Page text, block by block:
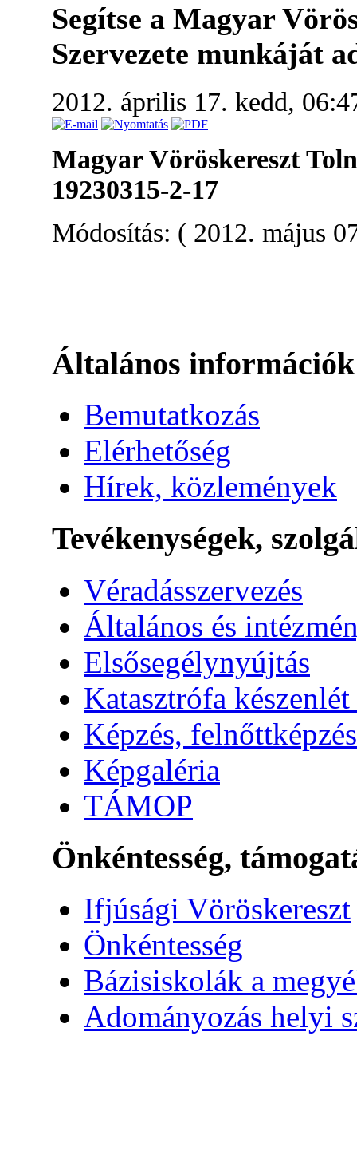
Segítse a Magyar
Szervezete munkáját
2012. április 17. kedd,
Magyar Vöröskereszt
19230315-2-17
Módosítás: ( 2012. május
Általános információk
Bemutatkozás
Elérhetőség
Hírek, közlemények
Tevékenységek,
Véradásszervezés
Általános és
Elsősegélynyújtás
Katasztrófa
Képzés, felnőttképzés
Képgaléria
TÁMOP
Önkéntesség,
Ifjúsági Vöröskereszt
Önkéntesség
Bázisiskolák a
Adományozás helyi